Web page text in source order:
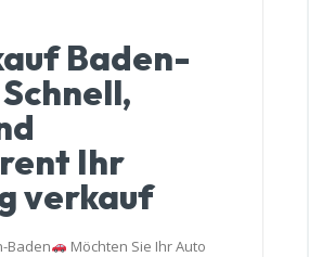
Baden-
Ihr
verkauf
Baden
Möchten Sie Ihr Auto